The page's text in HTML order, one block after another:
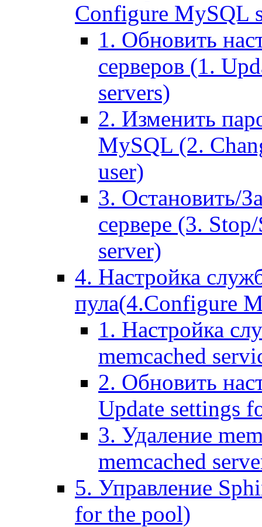
Configure MySQL
1. Обновить
серверов (1.
servers)
2. Изменить
MySQL (2.
user)
3. Остановить/
сервере (3.
server)
4. Настройка
пула(4.Configure
1. Настройка
memcached
2. Обновить
Update settings
3. Удаление
memcached
5. Управление
for the pool)